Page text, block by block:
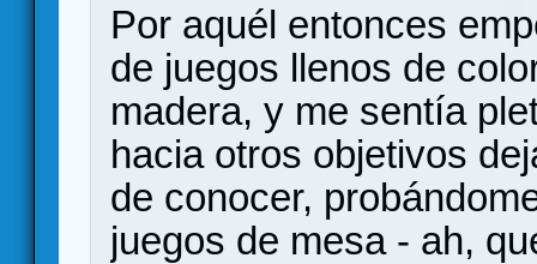
Por aquél entonces
de juegos llenos de
madera, y me sentía
hacia otros objetivos
de conocer,
juegos de mesa - ah,